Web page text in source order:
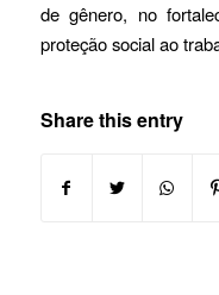
de gênero, no
proteção social ao
Share this entry